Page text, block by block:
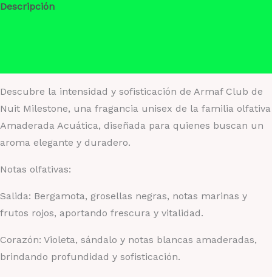
Descripción
Descubre la intensidad y sofisticación de Armaf Club de
Nuit Milestone, una fragancia unisex de la familia olfativa
Amaderada Acuática, diseñada para quienes buscan un
aroma elegante y duradero.
Notas olfativas:
Salida: Bergamota, grosellas negras, notas marinas y
frutos rojos, aportando frescura y vitalidad.
Corazón: Violeta, sándalo y notas blancas amaderadas,
brindando profundidad y sofisticación.